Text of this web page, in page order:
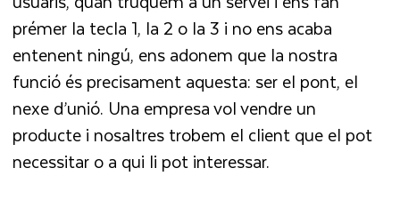
prémer la tecla 1, la 2 o la 3 i no ens acaba
entenent ningú, ens adonem que la nostra
funció és precisament aquesta: ser el pont, el
nexe d’unió. Una empresa vol vendre un
producte i nosaltres trobem el client que el pot
necessitar o a qui li pot interessar.